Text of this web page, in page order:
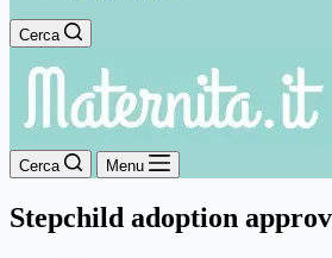
Cerca
Cerca Menu
Stepchild adoption